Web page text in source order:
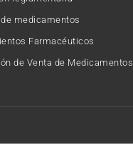
medicamentos
Farmacéuticos
de Venta de Medicamentos